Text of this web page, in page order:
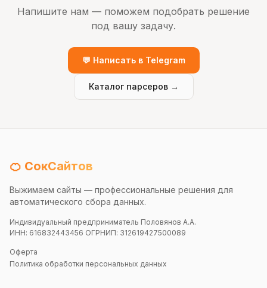
Напишите нам — поможем подобрать решение
под вашу задачу.
💬 Написать в Telegram
Каталог парсеров →
🍊 СокСайтов
Выжимаем сайты — профессиональные решения для
автоматического сбора данных.
Индивидуальный предприниматель Половянов А.А.
ИНН: 616832443456 ОГРНИП: 312619427500089
Оферта
Политика обработки персональных данных